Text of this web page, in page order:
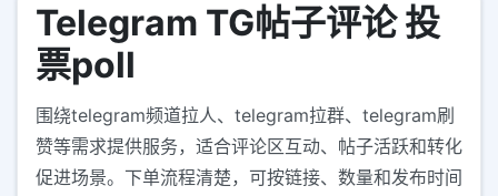
Telegram TG帖子评论 投
票poll
围绕telegram频道拉人、telegram拉群、telegram刷
赞等需求提供服务，适合评论区互动、帖子活跃和转化
促进场景。下单流程清楚，可按链接、数量和发布时间